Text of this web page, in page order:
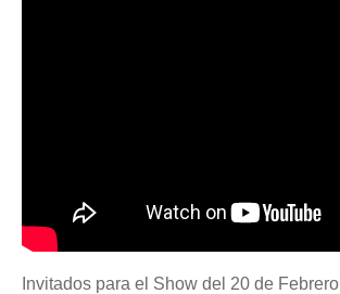
Invitados para el Show del 20 de Febrero